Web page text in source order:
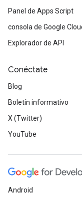
Panel de Apps Script
consola de Google
Explorador de API
Conéctate
Blog
Boletín informativo
X (Twitter)
YouTube
Android